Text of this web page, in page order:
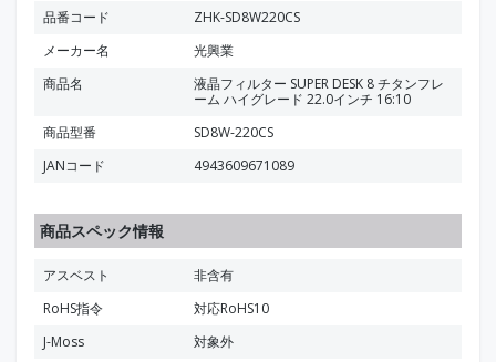
品番コード
ZHK-SD8W220CS
メーカー名
光興業
商品名
液晶フィルター SUPER DESK 8 チタンフレ
ーム ハイグレード 22.0インチ 16:10
商品型番
SD8W-220CS
JANコード
4943609671089
商品スペック情報
アスベスト
非含有
RoHS指令
対応RoHS10
J-Moss
対象外